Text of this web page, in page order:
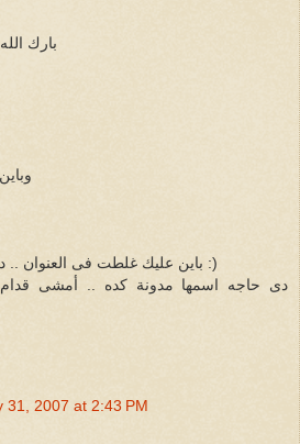
بارك
باين عليك غلطت فى العنوان .. دى مش وكالة البطيخ :)
دى حاجه اسمها مدونة كده .. أمشى
31, 2007 at 2:43 PM